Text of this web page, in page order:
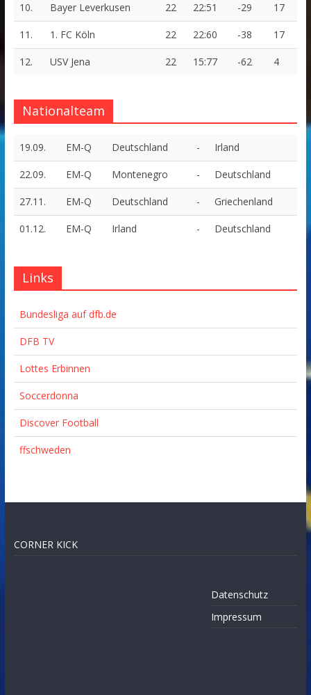
10. Bayer Leverkusen 22 22:51 -29 17
11. 1. FC Köln 22 22:60 -38 17
12. USV Jena 22 15:77 -62 4
Nationalteam
19.09. EM-Q Deutschland - Irland
22.09. EM-Q Montenegro - Deutschland
27.11. EM-Q Deutschland - Griechenland
01.12. EM-Q Irland - Deutschland
Links
Bundesliga auf dfb.de
DFB TV
Lottes Erbinnen
Soccerdonna
Discover Football
ffschweden
CORNER KICK
Datenschutz
Impressum